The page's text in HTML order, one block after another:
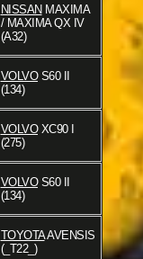
NISSAN MAXIMA
/ MAXIMA QX IV
(A32)
VOLVOS60 II
(134)
VOLVOXC90 I
(275)
VOLVOS60 II
(134)
TOYOTAAVENSIS
(_T22_)